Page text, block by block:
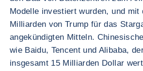
Modelle investiert wurden, und mit
Milliarden von Trump für das
angekündigten Mitteln.
wie Baidu, Tencent und Alibaba,
insgesamt 15 Milliarden Dollar